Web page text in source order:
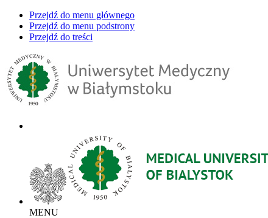
Przejdź do menu głównego
Przejdź do menu podstrony
Przejdź do treści
MENU